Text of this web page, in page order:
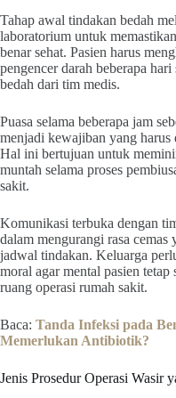
Tahap awal tindakan bedah
laboratorium untuk
benar sehat. Pasien harus
pengencer darah beberapa
bedah dari tim medis.
Puasa selama beberapa jam
menjadi kewajiban yang harus
Hal ini bertujuan untuk
muntah selama proses
sakit.
Komunikasi terbuka dengan
dalam mengurangi rasa
jadwal tindakan. Keluarga
moral agar mental pasien tetap
ruang operasi rumah sakit.
Baca: Tanda Infeksi pada
Memerlukan Antibiotik?
Jenis Prosedur Operasi Wasir